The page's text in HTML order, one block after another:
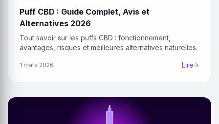
Puff CBD : Guide Complet, Avis et
Alternatives 2026
Tout savoir sur les puffs CBD : fonctionnement,
avantages, risques et meilleures alternatives naturelles.
1 mars 2026 Lire